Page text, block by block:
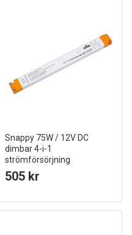
Snappy 75W / 12V DC
dimbar 4-i-1
strömförsörjning
6.25A, IP20 inomhus
505 kr